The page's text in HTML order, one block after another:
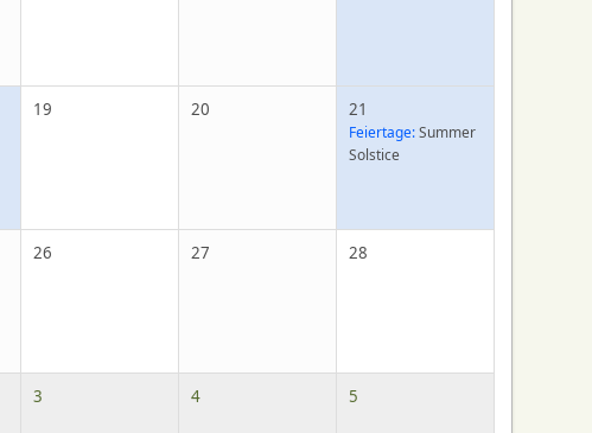
19 20 21
Feiertage:Summer
Solstice
26 27 28
3 4 5